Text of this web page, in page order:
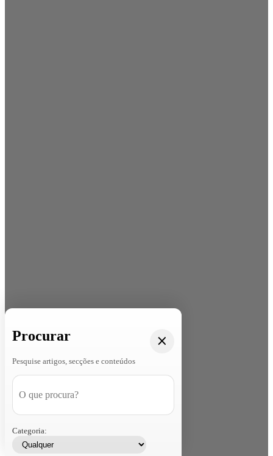
Procurar
Pesquise artigos, secções e conteúdos
Categoria: